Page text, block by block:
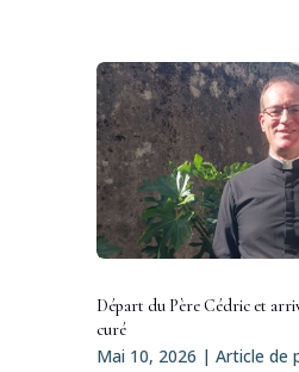
Départ du Père Cédric et
curé
Mai 10, 2026 | Article de